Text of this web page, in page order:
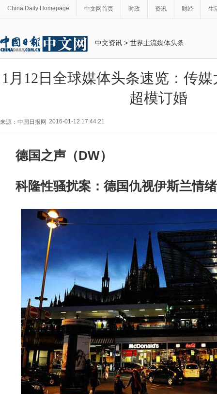
China Daily Homepage 中文网首页 时政 资讯 财经 生
中文资讯 > 世界主流媒体头条
1月12日全球媒体头条速览：传
超模订婚
来源：中国日报网 2016-01-12 17:44:21
德国之声（DW）
科隆性骚扰案：德国仇视伊斯兰情